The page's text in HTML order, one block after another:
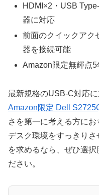
HDMI×2・USB
器に対応
前面のクイックアク
器を接続可能
Amazon限定無輝点
最新規格のUSB-C対応
Amazon限定 Dell
さを第一に考える方にお
デスク環境をすっきり
を求めるなら、ぜひ選
ださい。